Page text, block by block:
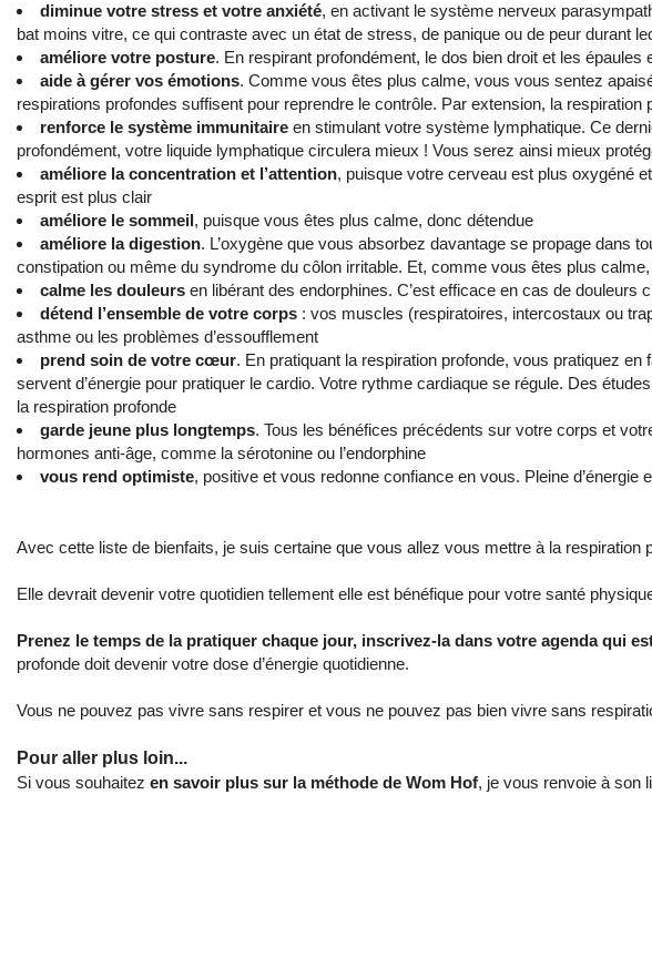
diminue votre stress et votre anxiété, en activant le système nerveux
bat moins vitre, ce qui contraste avec un état de stress, de panique ou de peur durant
améliore votre posture. En respirant profondément, le dos bien droit et les
aide à gérer vos émotions. Comme vous êtes plus calme, vous vous sentez
respirations profondes suffisent pour reprendre le contrôle. Par extension, la
renforce le système immunitaire en stimulant votre système lymphatique. Ce
profondément, votre liquide lymphatique circulera mieux ! Vous serez ainsi mieux
améliore la concentration et l’attention, puisque votre cerveau est plus oxygéné
esprit est plus clair
améliore le sommeil, puisque vous êtes plus calme, donc détendue
améliore la digestion. L’oxygène que vous absorbez davantage se propage dans
constipation ou même du syndrome du côlon irritable. Et, comme vous êtes plus
calme les douleurs en libérant des endorphines. C’est efficace en cas de douleurs
détend l’ensemble de votre corps : vos muscles (respiratoires, intercostaux ou
asthme ou les problèmes d’essoufflement
prend soin de votre cœur. En pratiquant la respiration profonde, vous pratiquez
servent d’énergie pour pratiquer le cardio. Votre rythme cardiaque se régule. Des
la respiration profonde
garde jeune plus longtemps. Tous les bénéfices précédents sur votre corps et
hormones anti-âge, comme la sérotonine ou l’endorphine
vous rend optimiste, positive et vous redonne confiance en vous. Pleine
Avec cette liste de bienfaits, je suis certaine que vous allez vous mettre à la respiration
Elle devrait devenir votre quotidien tellement elle est bénéfique pour votre santé
Prenez le temps de la pratiquer chaque jour, inscrivez-la dans votre agenda qui
profonde doit devenir votre dose d’énergie quotidienne.
Vous ne pouvez pas vivre sans respirer et vous ne pouvez pas bien vivre sans
Pour aller plus loin...
Si vous souhaitez en savoir plus sur la méthode de Wom Hof, je vous renvoie à son